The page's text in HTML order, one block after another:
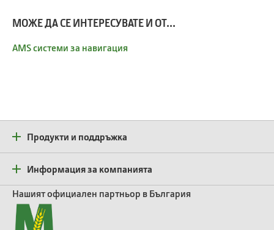
МОЖЕ ДА СЕ ИНТЕРЕСУВАТЕ И ОТ...
AMS системи за навигация
Продукти и поддръжка
Информация за компанията
Нашият официален партньор в България